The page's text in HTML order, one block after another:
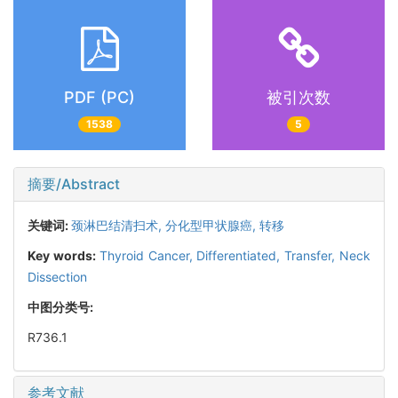
PDF (PC)
1538
被引次数
5
摘要/Abstract
关键词:颈淋巴结清扫术, 分化型甲状腺癌, 转移
Key words: Thyroid Cancer, Differentiated,Transfer, Neck
Dissection
中图分类号:
R736.1
参考文献